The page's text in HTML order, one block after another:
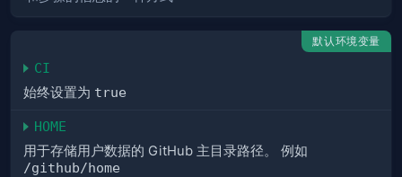
默认环境变量
CI
始终设置为 true
HOME
用于存储用户数据的 GitHub 主目录路径。 例如
/github/home